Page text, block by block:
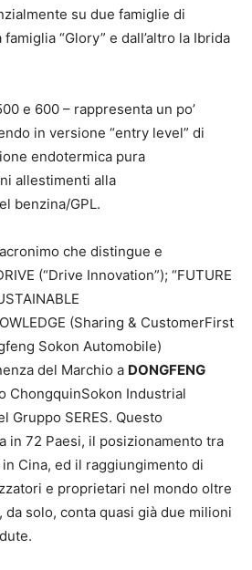
su due famiglie di
“Glory” e dall’altro la Ibrida
e 600 – rappresenta un po’
in versione “entry level” di
endotermica pura
allestimenti alla
benzina/GPL.
che distingue e
(“Drive Innovation”); “FUTURE
(Sharing & CustomerFirst
Sokon Automobile)
del Marchio a DONGFENG
ChongquinSokon Industrial
Gruppo SERES. Questo
in 72 Paesi, il posizionamento tra
Cina, ed il raggiungimento di
e proprietari nel mondo oltre
solo, conta quasi già due milioni